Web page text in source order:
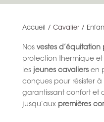
Accueil / Cavalier /
Nos vestes d’équitation
protection thermique
les jeunes cavaliersen
conçues pour résister
garantissant confort et
jusqu’aux premières